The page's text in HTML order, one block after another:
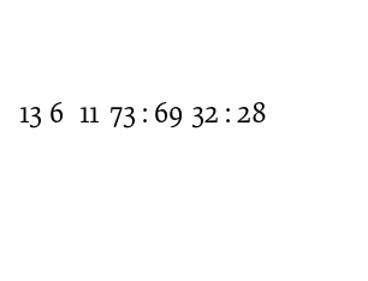
13 6 11 73 : 69 32 : 28